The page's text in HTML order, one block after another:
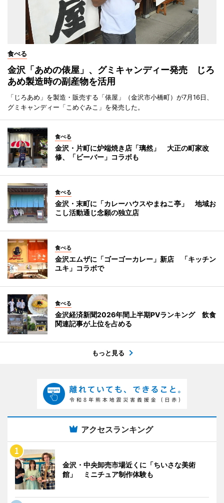
食べる
金沢「あめの俵屋」、グミキャンディー発売 じろ
あめ製造時の副産物を活用
「じろあめ」を製造・販売する「俵屋」（金沢市小橋町）が7月16日、
グミキャンディー「こめぐみこ」を発売した。
食べる
金沢・片町に炉端焼き店「璃然」 大正の町家改
修、「ビーバー」コラボも
食べる
金沢・末町に「カレーハウスやまねこ亭」 地域お
こし活動通じ念願の独立店
食べる
金沢エムザに「ゴーゴーカレー」新店 「キッチン
ユキ」コラボで
食べる
金沢経済新聞2026年間上半期PVランキング 飲食
関連記事が上位を占める
もっと見る
アクセスランキング
金沢・中央卸売市場近くに「ちいさな美術
館」 ミニチュア制作体験も